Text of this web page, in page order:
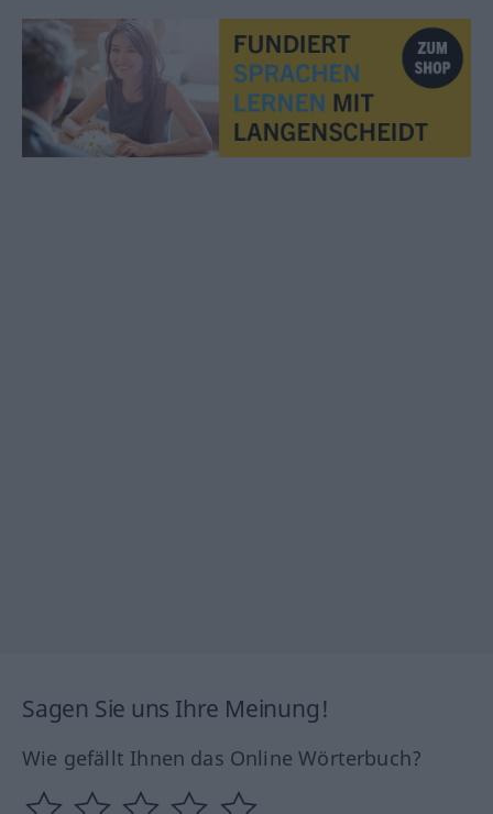
Sagen Sie uns Ihre Meinung!
Wie gefällt Ihnen das Online Wörterbuch?